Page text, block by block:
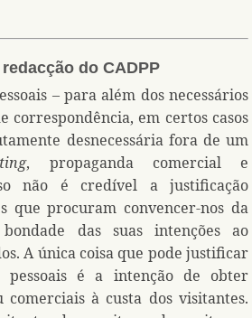
do CADPP
– para além dos necessários
correspondência, em certos casos
desnecessária fora de um
, propaganda comercial e
não é credível a justificação
que procuram convencer-nos da
das suas intenções ao
A única coisa que pode justificar
é a intenção de obter
comerciais à custa dos visitantes.